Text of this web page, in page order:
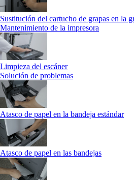
Sustitución del cartucho de grapas en la
Mantenimiento de la impresora
Limpieza del escáner
Solución de problemas
Atasco de papel en la bandeja estándar
Atasco de papel en las bandejas